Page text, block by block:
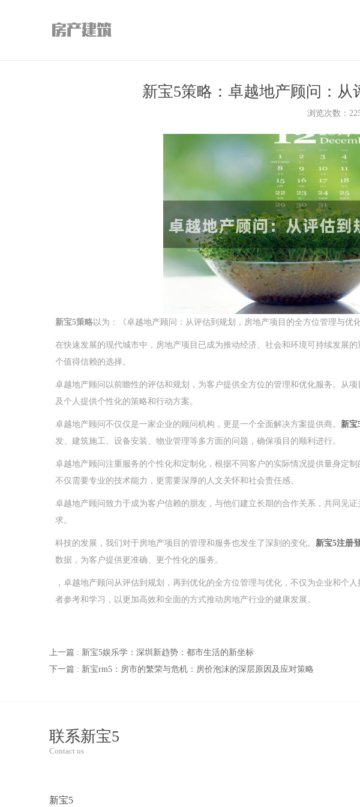
新宝5策略：卓越地产顾问：
浏览次数：
新宝5策略以为：《卓越地产顾问：从评估到规划，房地产项目的全方位管理与优化
在快速发展的现代城市中，房地产项目已成为推动经济、社会和环境可持续发展
个值得信赖的选择。
卓越地产顾问以前瞻性的评估和规划，为客户提供全方位的管理和优化服务。从
及个人提供个性化的策略和行动方案。
卓越地产顾问不仅仅是一家企业的顾问机构，更是一个全面解决方案提供商。 新宝
发、建筑施工、设备安装、物业管理等多方面的问题，确保项目的顺利进行。
卓越地产顾问注重服务的个性化和定制化，根据不同客户的实际情况提供量身定
不仅需要专业的技术能力，更需要深厚的人文关怀和社会责任感。
卓越地产顾问致力于成为客户信赖的朋友，与他们建立长期的合作关系，共同见
求。
科技的发展，我们对于房地产项目的管理和服务也发生了深刻的变化。 新宝5注册
数据，为客户提供更准确、更个性化的服务。
，卓越地产顾问从评估到规划，再到优化的全方位管理与优化，不仅为企业和个
者参考和学习，以更加高效和全面的方式推动房地产行业的健康发展。
上一篇 : 新宝5娱乐学：深圳新趋势：都市生活的新坐标
下一篇 : 新宝rm5：房市的繁荣与危机：房价泡沫的深层原因及应对策略
联系新宝5
Contact us
新宝5